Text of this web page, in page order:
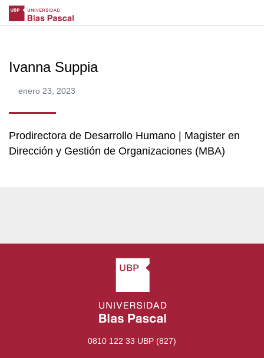
Ivanna Suppia
enero 23, 2023
Prodirectora de Desarrollo Humano | Magister en
Dirección y Gestión de Organizaciones (MBA)
0810 122 33 UBP (827)